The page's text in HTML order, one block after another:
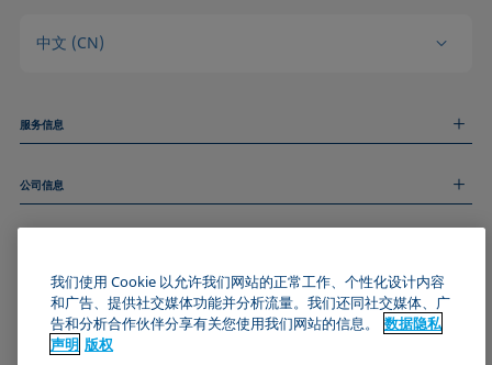
中文 (CN)
服务信息
技术服务
和我们取得联系
公司信息
关于我们
数据隐私声明
Cookie政策
加入KRÜSS社区
我们使用 Cookie 以允许我们网站的正常工作、个性化设计内容
和广告、提供社交媒体功能并分析流量。我们还同社交媒体、广
告和分析合作伙伴分享有关您使用我们网站的信息。
数据隐私
声明 版权